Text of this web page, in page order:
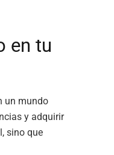
en tu
un mundo
y adquirir
sino que